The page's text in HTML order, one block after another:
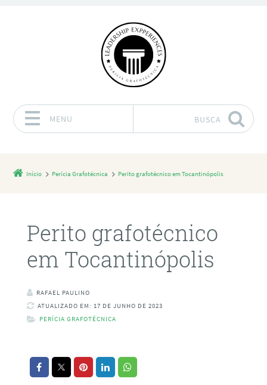
MENU BUSCA
Início Perícia Grafotécnica Perito grafotécnico em Tocantinópolis
Perito grafotécnico
em Tocantinópolis
RAFAEL PAULINO
ATUALIZADO EM: 17 DE JUNHO DE 2023
PERÍCIA GRAFOTÉCNICA